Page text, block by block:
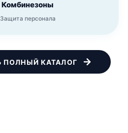
Комбинезоны
Защита персонала
ПОЛНЫЙ КАТАЛОГ